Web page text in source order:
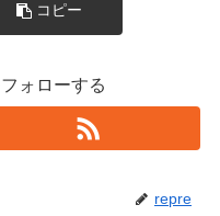
コピー
ォローする
repre